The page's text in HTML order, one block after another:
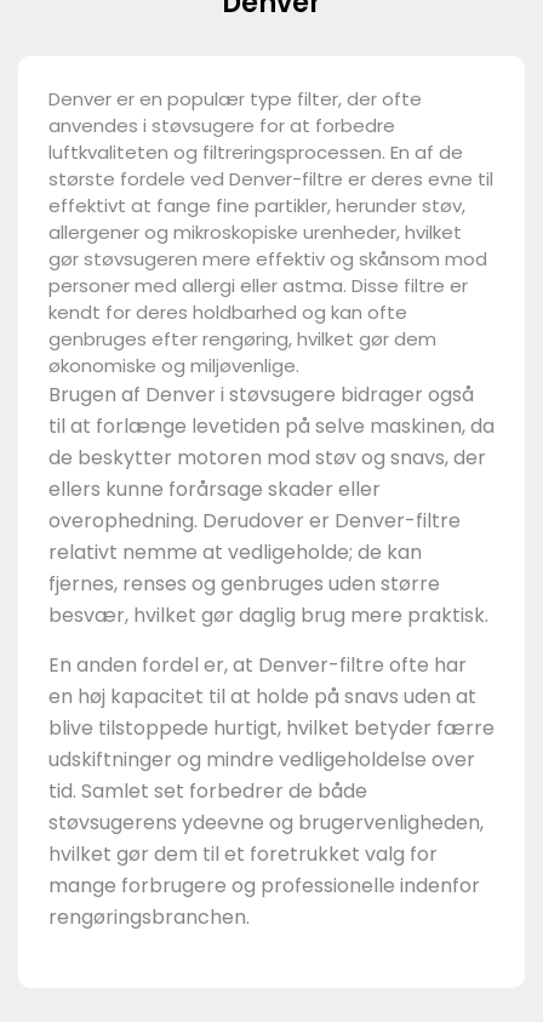
Denver er en populær type filter, der ofte
anvendes i støvsugere for at forbedre
luftkvaliteten og filtreringsprocessen. En af de
største fordele ved Denver-filtre er deres evne til
effektivt at fange fine partikler, herunder støv,
allergener og mikroskopiske urenheder, hvilket
gør støvsugeren mere effektiv og skånsom mod
personer med allergi eller astma. Disse filtre er
kendt for deres holdbarhed og kan ofte
genbruges efter rengøring, hvilket gør dem
økonomiske og miljøvenlige.
Brugen af Denver i støvsugere bidrager også
til at forlænge levetiden på selve maskinen, da
de beskytter motoren mod støv og snavs, der
ellers kunne forårsage skader eller
overophedning. Derudover er Denver-filtre
relativt nemme at vedligeholde; de kan
fjernes, renses og genbruges uden større
besvær, hvilket gør daglig brug mere praktisk.
En anden fordel er, at Denver-filtre ofte har
en høj kapacitet til at holde på snavs uden at
blive tilstoppede hurtigt, hvilket betyder færre
udskiftninger og mindre vedligeholdelse over
tid. Samlet set forbedrer de både
støvsugerens ydeevne og brugervenligheden,
hvilket gør dem til et foretrukket valg for
mange forbrugere og professionelle indenfor
rengøringsbranchen.